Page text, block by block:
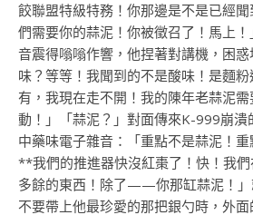
餃聯盟特級特務！你那邊是不是已經
們需要你的蒜泥！你被徵召了！馬上
音震得嗡嗡作響，他捏著對講機，困
味？等等！我聞到的不是酸味！是麵
有，我現在走不開！我的陳年老蒜泥
動！」「蒜泥？」對面傳來K-999崩潰
中藥味電子雜音：「重點不是蒜泥！
**我們的推進器快沒紅棗了！快！我
多餘的東西！除了——你那缸蒜泥！」
不要帶上他最珍愛的那把銀勺時，外